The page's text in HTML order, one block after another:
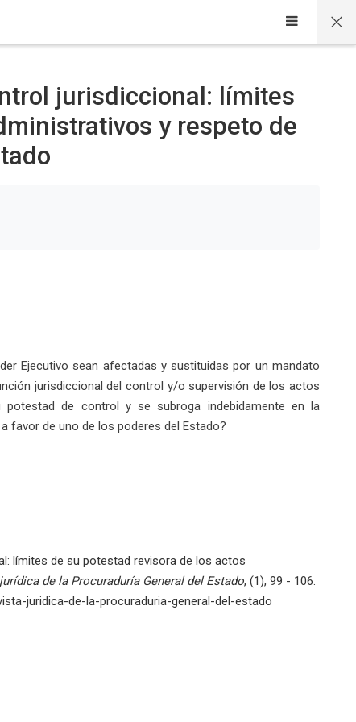
jurisdiccional: límites
y respeto de
Ejecutivo sean afectadas y sustituidas por un mandato
jurisdiccional del control y/o supervisión de los actos
de control y se subroga indebidamente en la
favor de uno de los poderes del Estado?
límites de su potestad revisora de los actos
de la Procuraduría General del Estado, (1), 99 - 106.
juridica-de-la-procuraduria-general-del-estado